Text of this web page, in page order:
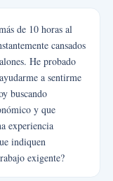
de 10 horas al
cansados
He probado
a sentirme
buscando
y que
experiencia
indiquen
exigente?